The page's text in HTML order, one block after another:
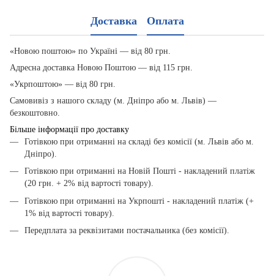
Доставка Оплата
«Новою поштою» по Україні — від 80 грн.
Адресна доставка Новою Поштою — від 115 грн.
«Укрпоштою» — від 80 грн.
Самовивіз з нашого складу (м. Дніпро або м. Львів) —
безкоштовно.
Більше інформації про доставку
Готівкою при отриманні на складі без комісії (м. Львів або м.
Дніпро).
Готівкою при отриманні на Новій Пошті - накладений платіж
(20 грн. + 2% від вартості товару).
Готівкою при отриманні на Укрпошті - накладений платіж (+
1% від вартості товару).
Передплата за реквізитами постачальника (без комісії).